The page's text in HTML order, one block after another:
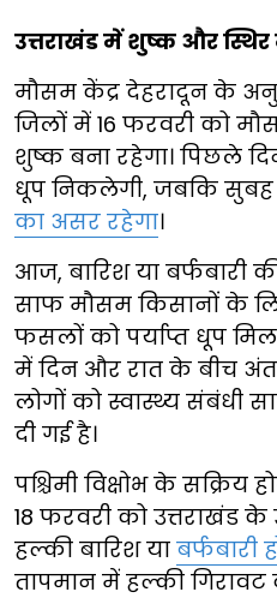
उत्तराखंड में शुष्क और
मौसम केंद्र देहरादून के
जिलों में 16 फरवरी को
शुष्क बना रहेगा। पिछले
धूप निकलेगी, जबकि
का असर रहेगा।
आज, बारिश या बर्फबारी
साफ मौसम किसानों के
फसलों को पर्याप्त धूप मिल
में दिन और रात के बीच
लोगों को स्वास्थ्य संबंधी
दी गई है।
पश्चिमी विक्षोभ के
18 फरवरी को उत्तराखंड
हल्की बारिश या बर्फबारी
तापमान में हल्की गिरावट